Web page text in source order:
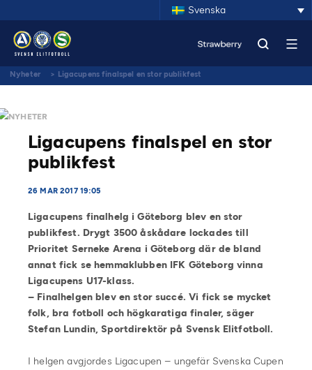
Svenska
Nyheter > Ligacupens finalspel en stor publikfest
NYHETER
Ligacupens finalspel en stor
publikfest
26 MAR 2017 19:05
Ligacupens finalhelg i Göteborg blev en stor
publikfest. Drygt 3500 åskådare lockades till
Prioritet Serneke Arena i Göteborg där de bland
annat fick se hemmaklubben IFK Göteborg vinna
Ligacupens U17-klass.
– Finalhelgen blev en stor succé. Vi fick se mycket
folk, bra fotboll och högkaratiga finaler, säger
Stefan Lundin, Sportdirektör på Svensk Elitfotboll.
I helgen avgjordes Ligacupen – ungefär Svenska Cupen